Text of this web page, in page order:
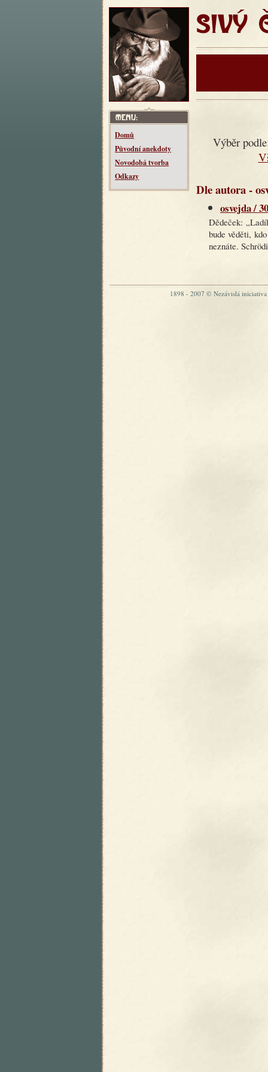
SIVÝ
Domů
Původní anekdoty
Novodobá tvorba
Odkazy
Výběr
Dle autora -
osvejda /
Dědeček:
bude věděti,
neznáte.
1898 - 2007 © Nezávislá